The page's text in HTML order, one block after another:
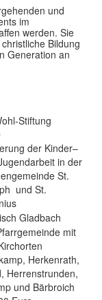
und
im
werden. Sie
Bildung
Generation an
Stiftung
der Kinder–
in der
St.
und St.
Gladbach
mit
Herkenrath,
Herrenstrunden,
und Bärbroich